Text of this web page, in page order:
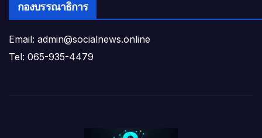
กองบรรณาธิการ
Email: admin@socialnews.online
Tel: 065-935-4479